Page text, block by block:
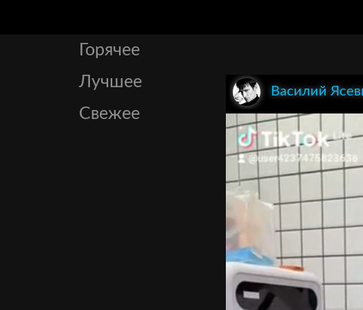
Горячее
Лучшее
Свежее
Василий